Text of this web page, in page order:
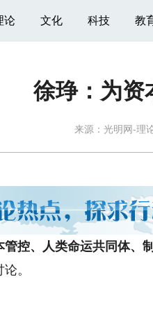
论 文化 科技 教
徐琤：为资
来源： 光明网-理
管控、人类命运共同体、
。